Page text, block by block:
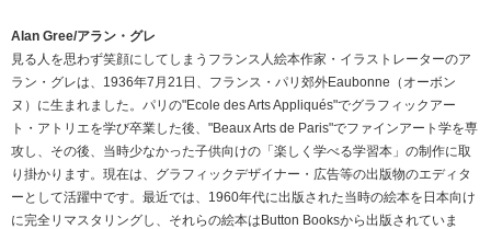
Alan Gree/アラン・グレ
見る人を思わず笑顔にしてしまうフランス人絵本作家・イラストレーターのア
ラン・グレは、1936年7月21日、フランス・パリ郊外Eaubonne（オーボン
ヌ）に生まれました。パリの"Ecole des Arts Appliqués"でグラフィックアー
ト・アトリエを学び卒業した後、"Beaux Arts de Paris"でファインアート学を専
攻し、その後、当時少なかった子供向けの「楽しく学べる学習本」の制作に取
り掛かります。現在は、グラフィックデザイナー・広告等の出版物のエディタ
ーとして活躍中です。最近では、1960年代に出版された当時の絵本を日本向け
に完全リマスタリングし、それらの絵本はButton Booksから出版されていま